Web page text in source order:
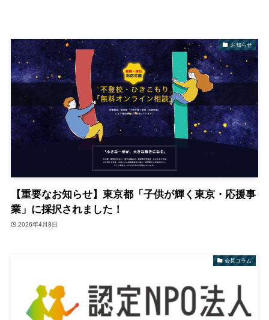
お知らせ
【重要なお知らせ】東京都「子供が輝く東京・応援事
業」に採択されました！
2026年4月8日
会長コラム